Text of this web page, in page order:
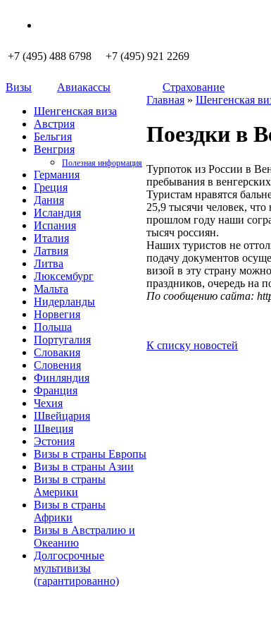
+7 (495) 488 6798 +7 (495) 921 2269
Визы
Авиакассы Страхование
Шенгенская виза
Австрия
Бельгия
Венгрия
Полезная информация
Германия
Греция
Дания
Исландия
Испания
Италия
Латвия
Литва
Люксембург
Мальта
Нидерланды
Норвегия
Польша
Португалия
Словакия
Словения
Финляндия
Франция
Чехия
Швейцария
Швеция
Эстония
Визы в страны Европы
Визы в страны Азии
Визы в страны
Америки
Визы в страны
Африки
Визы в Австралию и
Океанию
Долгосрочные
мультивизы
(гарантированно)
Главная » Шенгенская
Поездки в
Турпоток из России в
пребывания в
Туристам нравятся
25,9 тысячи человек,
прошлом году наши
тысяч россиян.
Наших туристов не
подачу документов
визой в эту страну
праздников, очередь на
По сообщению сайта:
К списку новостей